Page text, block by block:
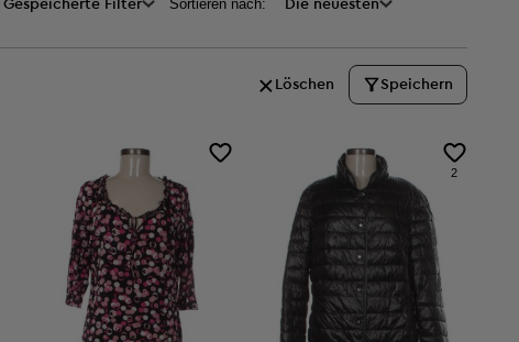
Gespeicherte Filter Sortieren nach: Die neuesten
Löschen Speichern
2